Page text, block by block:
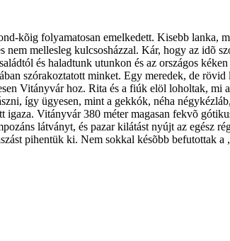
kõig folyamatosan emelkedett. Kisebb
mellesleg kulcsosházzal. Kár, hogy az idõ
és haladtunk utunkon és az országos
szórakoztatott minket. Egy meredek, de
Vitányvár hoz. Rita és a fiúk elöl loholtak,
így ügyesen, mint a gekkók, néha
Vitányvár 380 méter magasan fekvõ
látványt, és pazar kilátást nyújt az egész
pihentük ki. Nem sokkal késõbb befutottak